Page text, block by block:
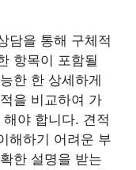
담을 통해 구체적
항목이 포함될
한 한 상세하게
을 비교하여 가
야 합니다. 견적
해하기 어려운 부
한 설명을 받는